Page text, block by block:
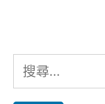
搜
尋